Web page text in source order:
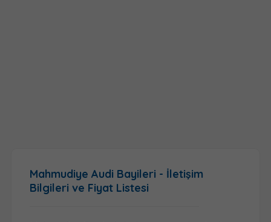
Mahmudiye Audi Bayileri - İletişim
Bilgileri ve Fiyat Listesi